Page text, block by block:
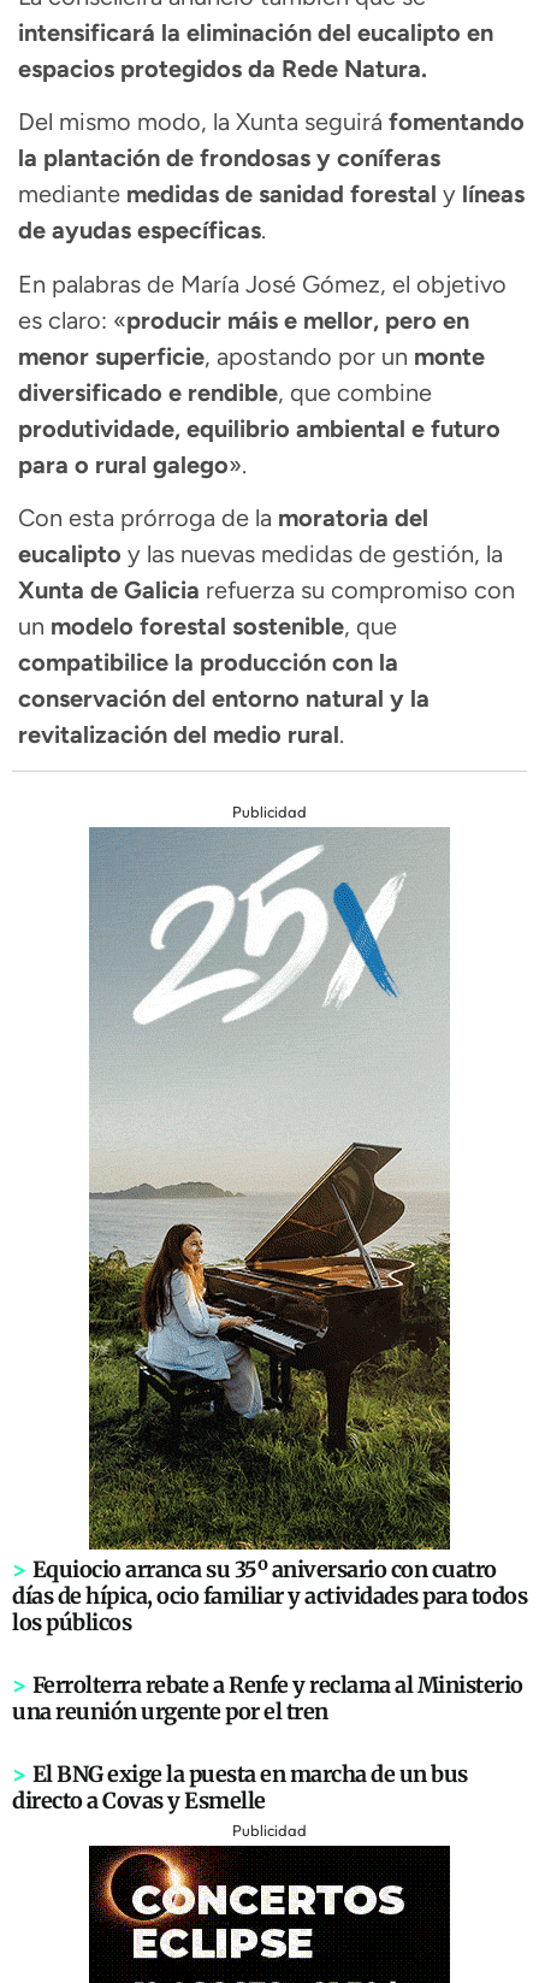
intensificará la eliminación del eucalipto en
espacios protegidos da Rede Natura.
Del mismo modo, la Xunta seguirá fomentando
la plantación de frondosas y coníferas
mediante medidas de sanidad forestal y líneas
de ayudas específicas.
En palabras de María José Gómez, el objetivo
es claro: «producir máis e mellor, pero en
menor superficie, apostando por un monte
diversificado e rendible, que combine
produtividade, equilibrio ambiental e futuro
para o rural galego».
Con esta prórroga de la moratoria del
eucalipto y las nuevas medidas de gestión, la
Xunta de Galicia refuerza su compromiso con
un modelo forestal sostenible, que
compatibilice la producción con la
conservación del entorno natural y la
revitalización del medio rural.
Publicidad
> Equiocio arranca su 35º aniversario con cuatro
días de hípica, ocio familiar y actividades para todos
los públicos
> Ferrolterra rebate a Renfe y reclama al Ministerio
una reunión urgente por el tren
> El BNG exige la puesta en marcha de un bus
directo a Covas y Esmelle
Publicidad